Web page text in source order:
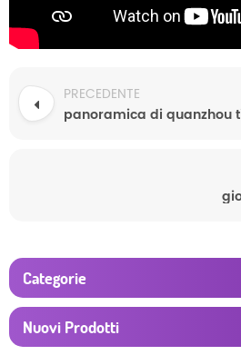
PRECEDENTE
panoramica di quanzhou
Categorie
Nuovi Prodotti